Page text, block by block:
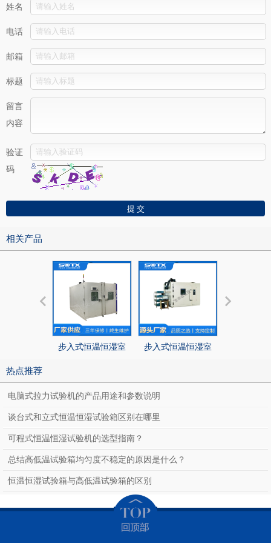
姓名
电话
邮箱
标题
留言
内容
验证
码
相关产品
步入式恒温恒湿室 步入式恒温恒湿室
热点推荐
电脑式拉力试验机的产品用途和参数说明
谈台式和立式恒温恒湿试验箱区别在哪里
可程式恒温恒湿试验机的选型指南？
总结高低温试验箱均匀度不稳定的原因是什么？
恒温恒湿试验箱与高低温试验箱的区别